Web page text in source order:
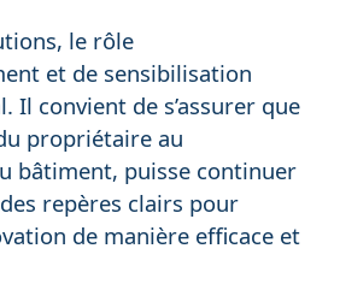
le rôle
et de sensibilisation
Il convient de s’assurer que
propriétaire au
bâtiment, puisse continuer
repères clairs pour
de manière efficace et